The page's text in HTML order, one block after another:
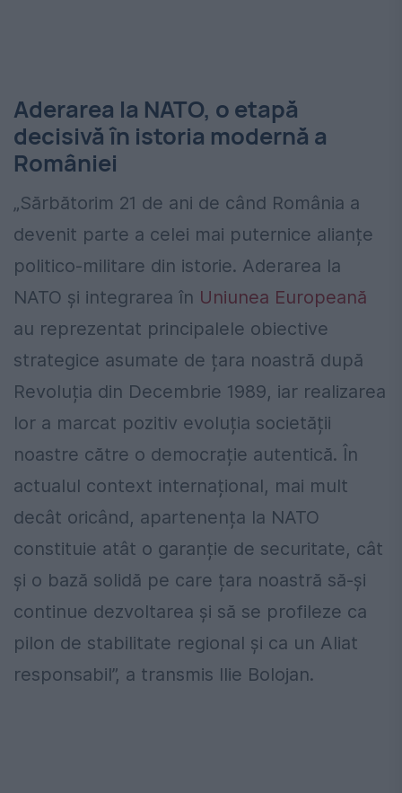
Aderarea la NATO, o etapă
decisivă în istoria modernă a
României
„Sărbătorim 21 de ani de când România a
devenit parte a celei mai puternice alianțe
politico-militare din istorie. Aderarea la
NATO și integrarea în Uniunea Europeană
au reprezentat principalele obiective
strategice asumate de țara noastră după
Revoluția din Decembrie 1989, iar realizarea
lor a marcat pozitiv evoluția societății
noastre către o democrație autentică. În
actualul context internațional, mai mult
decât oricând, apartenența la NATO
constituie atât o garanție de securitate, cât
și o bază solidă pe care țara noastră să-și
continue dezvoltarea și să se profileze ca
pilon de stabilitate regional și ca un Aliat
responsabil”, a transmis Ilie Bolojan.